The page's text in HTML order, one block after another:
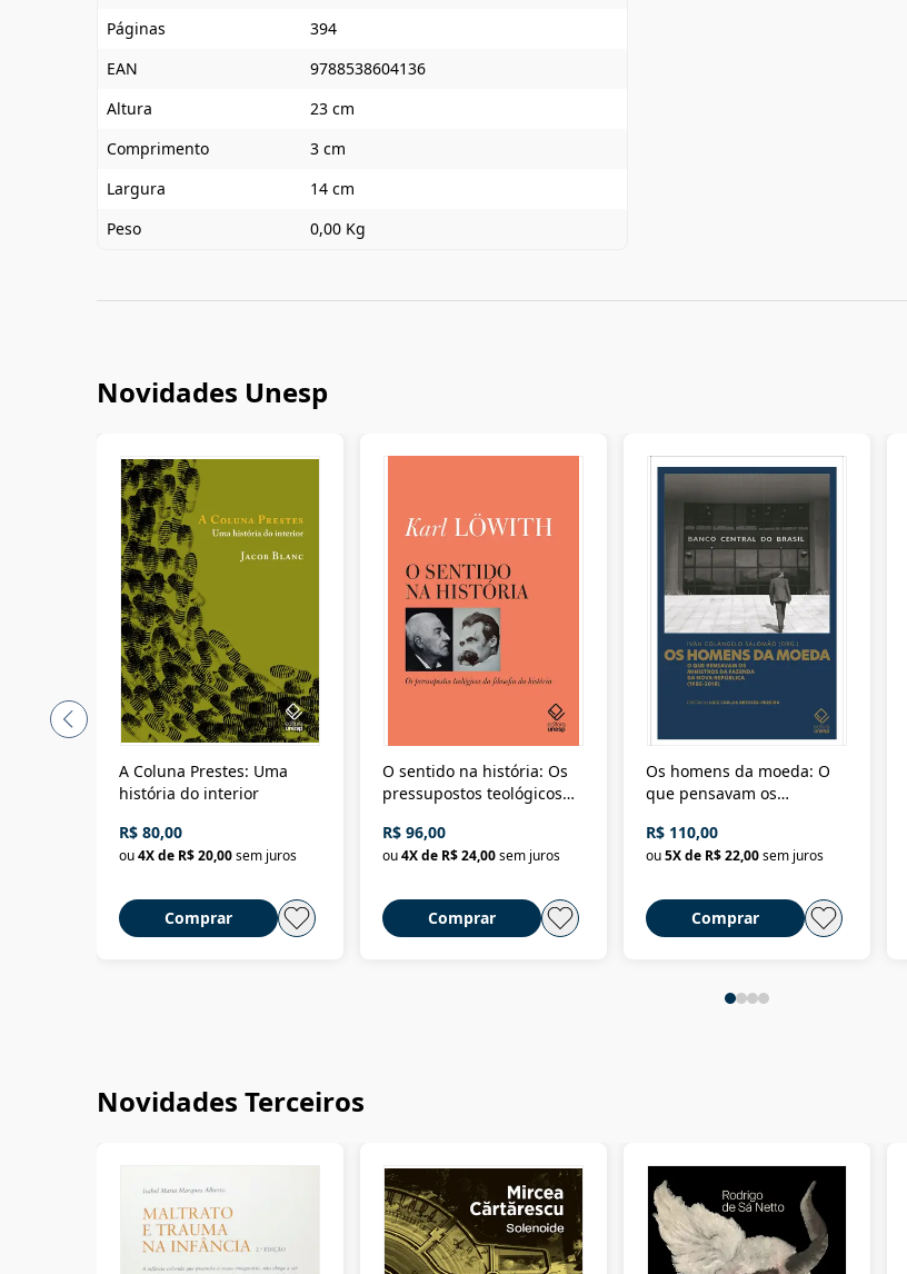
Páginas
394
EAN
9788538604136
Altura
23 cm
Comprimento
3 cm
Largura
14 cm
Peso
0,00 Kg
Novidades Unesp
A Coluna Prestes: Uma
história do interior
R$ 80,00
ou4X de R$ 20,00sem juros
Comprar
O sentido na história: Os
pressupostos teológicos
R$ 96,00
ou4X de R$ 24,00sem juros
Comprar
Os homens da moeda: O
que pensavam os
Nova República (1985-
2018)
R$ 110,00
ou5X de R$ 22,00sem juros
Comprar
Novidades Terceiros